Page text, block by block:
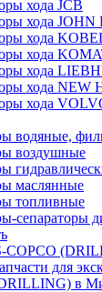
хода JCB
хода JOHN
хода
хода
хода
хода
хода
водяные,
воздушные
маслянные
топливные
сепараторы
COPCO
для
в